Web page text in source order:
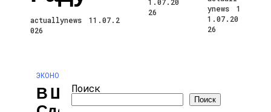
actuallynews
11.07.2
026
26
ynews
1
1.07.20
26
ЭКОНОМИКА И ПОЛИТИКА
В Швейцарии
Поиск
Поиск